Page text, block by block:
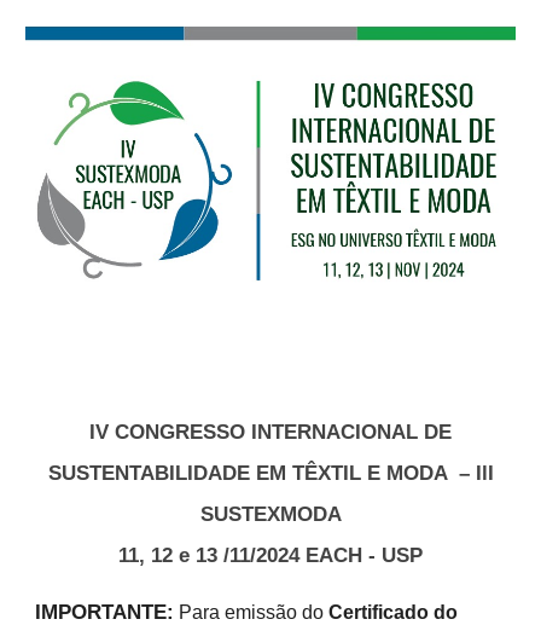
IV CONGRESSO INTERNACIONAL DE
SUSTENTABILIDADE EM TÊXTIL E MODA – IlI
SUSTEXMODA
11, 12 e 13 /11/2024 EACH - USP
IMPORTANTE: Para emissão doCertificado do